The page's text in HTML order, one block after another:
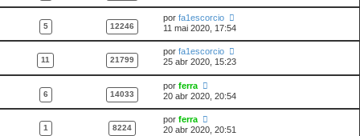
5 12246
por fa1escorcio
11 mai 2020, 17:54
11 21799
por fa1escorcio
25 abr 2020, 15:23
6 14033
por ferra
20 abr 2020, 20:54
1 8224
por ferra
20 abr 2020, 20:51